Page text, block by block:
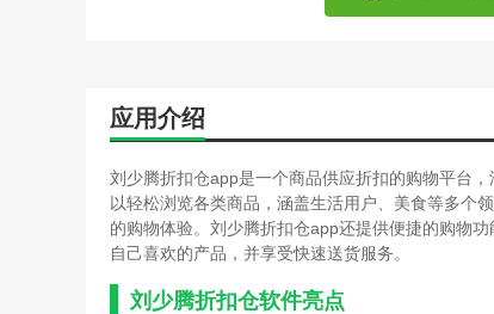
应用介绍
刘少腾折扣仓app是一个商品供应折扣的购物平台
以轻松浏览各类商品，涵盖生活用户、美食等多个
的购物体验。刘少腾折扣仓app还提供便捷的购物
自己喜欢的产品，并享受快速送货服务。
刘少腾折扣仓软件亮点